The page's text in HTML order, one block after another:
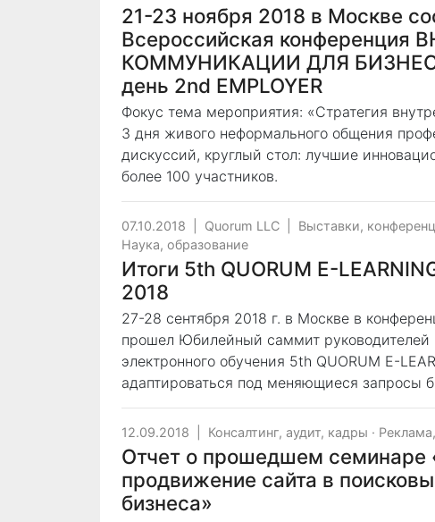
21-23 ноября 2018 в Москве
Всероссийская конференция
КОММУНИКАЦИИ ДЛЯ
день 2nd EMPLOYER
Фокус тема мероприятия: «Стратегия
3 дня живого неформального общения
дискуссий, круглый стол: лучшие
более 100 участников.
07.10.2018 Quorum LLC Выставки,
Наука, образование
Итоги 5th QUORUM E-
2018
27-28 сентября 2018 г. в Москве в
прошел Юбилейный саммит руководителей
электронного обучения 5th QUORUM E-
адаптироваться под меняющиеся запросы
12.09.2018 Консалтинг, аудит, кадры ·
Отчет о прошедшем семинаре
продвижение сайта в
бизнеса»